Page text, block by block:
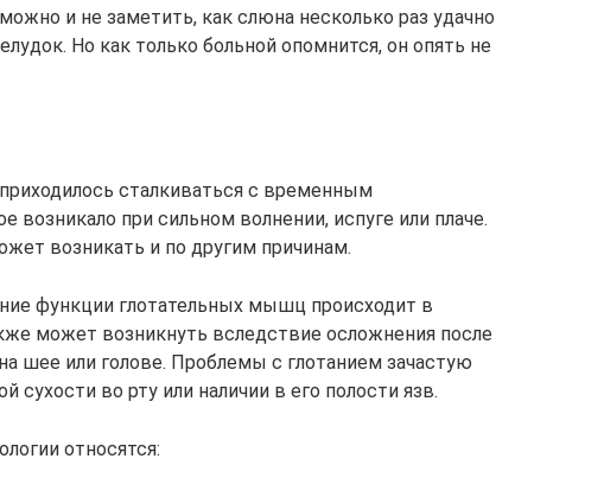
и не заметить, как слюна несколько раз удачно
Но как только больной опомнится, он опять не
сталкиваться с временным
возникало при сильном волнении, испуге или плаче.
возникать и по другим причинам.
функции глотательных мышц происходит в
может возникнуть вследствие осложнения после
шее или голове. Проблемы с глотанием зачастую
сухости во рту или наличии в его полости язв.
относятся: